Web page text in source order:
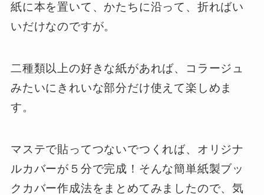
紙に本を置いて、かたちに沿って、折ればい
いだけなのですが。
二種類以上の好きな紙があれば、コラージュ
みたいにきれいな部分だけ使えて楽しめま
す。
マステで貼ってつないでつくれば、オリジナ
ルカバーが５分で完成！そんな簡単紙製ブッ
クカバー作成法をまとめてみましたので、気